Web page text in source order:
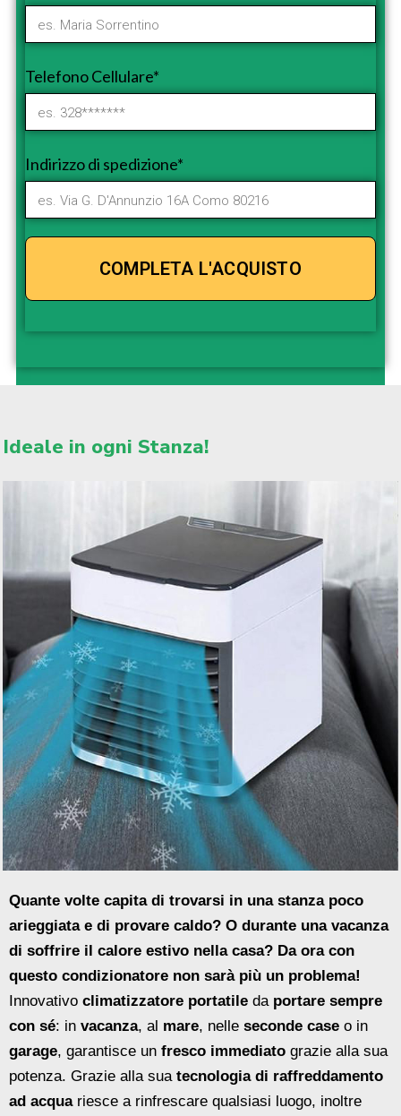
Telefono Cellulare*
Indirizzo di spedizione*
Ideale in ogni Stanza!
Quante volte capita di trovarsi in una stanza poco
arieggiata e di provare caldo? O durante una vacanza
di soffrire il calore estivo nella casa? Da ora con
questo condizionatore non sarà più un problema!
Innovativo climatizzatore portatile daportare sempre
con sé: in vacanza, al mare, nelle seconde case o in
garage, garantisce un fresco immediato grazie alla sua
potenza. Grazie alla sua tecnologia di raffreddamento
ad acquariesce a rinfrescare qualsiasi luogo, inoltre